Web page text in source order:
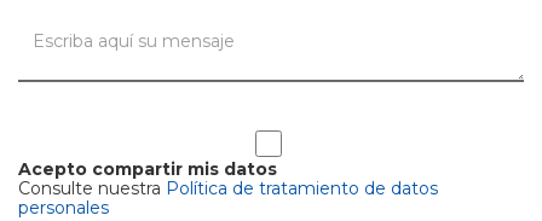
Acepto compartir mis datos
Consulte nuestra Política de tratamiento de datos
personales